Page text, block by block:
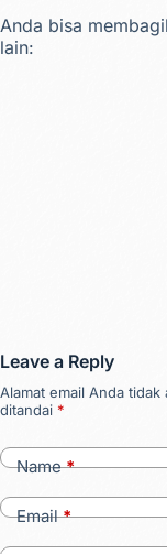
Anda bisa
lain:
Leave a Reply
Alamat email Anda
ditandai *
Name*
Email*